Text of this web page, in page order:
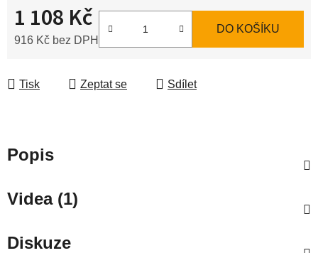
1 108 Kč
916 Kč bez DPH
DO KOŠÍKU
Tisk Zeptat se Sdílet
Popis
Videa (1)
Diskuze